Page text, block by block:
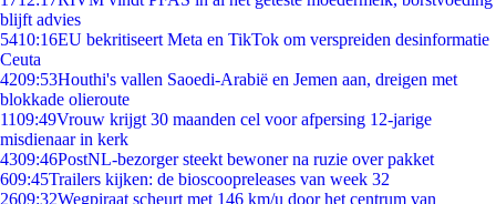
blijft advies
5410:16EU bekritiseert Meta en TikTok om verspreiden desinformatie
Ceuta
4209:53Houthi's vallen Saoedi-Arabië en Jemen aan, dreigen met
blokkade olieroute
1109:49Vrouw krijgt 30 maanden cel voor afpersing 12-jarige
misdienaar in kerk
4309:46PostNL-bezorger steekt bewoner na ruzie over pakket
609:45Trailers kijken: de bioscoopreleases van week 32
2609:32Wegpiraat scheurt met 146 km/u door het centrum van